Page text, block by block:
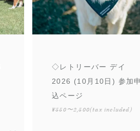
◇レトリーバー デイ
2026 (10月10日) 参加申
込ページ
¥550〜2,500(tax included)